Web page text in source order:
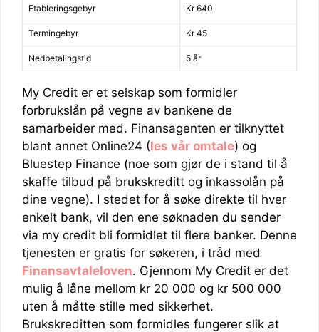
Etableringsgebyr Kr 640
Termingebyr Kr 45
Nedbetalingstid 5 år
My Credit er et selskap som formidler
forbrukslån på vegne av bankene de
samarbeider med. Finansagenten er tilknyttet
blant annet Online24 (les vår omtale) og
Bluestep Finance (noe som gjør de i stand til å
skaffe tilbud på brukskreditt og inkassolån på
dine vegne). I stedet for å søke direkte til hver
enkelt bank, vil den ene søknaden du sender
via my credit bli formidlet til flere banker. Denne
tjenesten er gratis for søkeren, i tråd med
Finansavtaleloven. Gjennom My Credit er det
mulig å låne mellom kr 20 000 og kr 500 000
uten å måtte stille med sikkerhet.
Brukskreditten som formidles fungerer slik at